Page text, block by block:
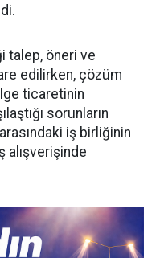
talep, öneri ve
edilirken, çözüm
ticaretinin
sorunların
iş birliğinin
alışverişinde